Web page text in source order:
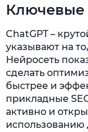
ChatGPT –
указывают на
Нейросеть
сделать
быстрее и
прикладные
активно и
использованию